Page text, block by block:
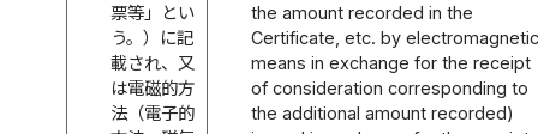
票等」とい
う。）に記
載され、又
は電磁的方
法（電子的
the amount recorded in the
Certificate, etc. by electromagnetic
means in exchange for the receipt
of consideration corresponding to
the additional amount recorded)